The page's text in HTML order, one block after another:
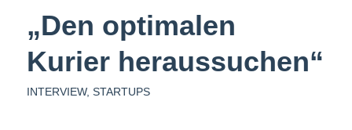
„Den optimalen
Kurier heraussuchen“
INTERVIEW, STARTUPS